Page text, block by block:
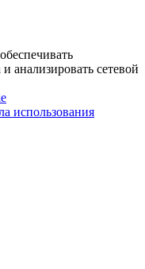
анализировать сетевой
использования